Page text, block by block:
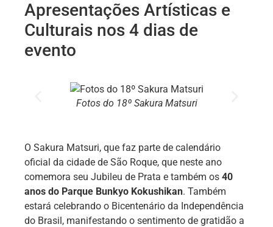
Apresentações Artísticas e
Culturais nos 4 dias de
evento
Fotos do 18º Sakura Matsuri
O Sakura Matsuri, que faz parte de calendário
oficial da cidade de São Roque, que neste ano
comemora seu Jubileu de Prata e também os 40
anos do Parque Bunkyo Kokushikan. Também
estará celebrando o Bicentenário da Independência
do Brasil, manifestando o sentimento de gratidão a